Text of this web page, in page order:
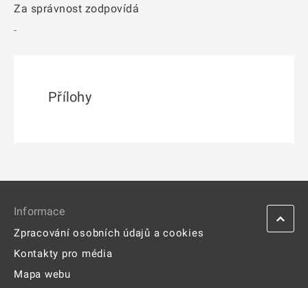
Za správnost zodpovídá
-
Přílohy
Informace
Zpracování osobních údajů a cookies
Kontakty pro média
Mapa webu